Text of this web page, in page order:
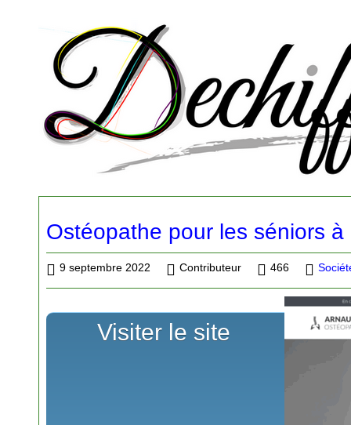
Ostéopathe pour les séniors à
9 septembre 2022 Contributeur 466
Visiter le site